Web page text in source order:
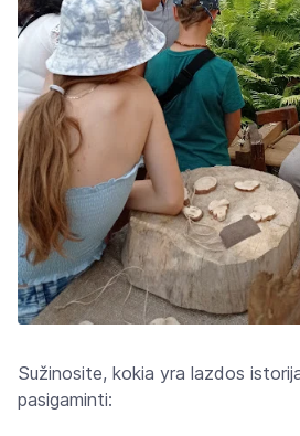
Sužinosite, kokia yra lazdos
pasigaminti: